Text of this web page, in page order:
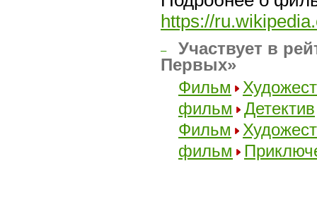
https://
–
Участвует в
Первых»
Фильм
фильм
Детектив
Фильм
фильм